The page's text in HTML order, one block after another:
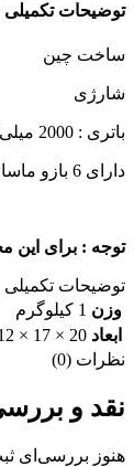
توضیحات تکمیلی
ساخت چین
شارژی
باتری : 2000 میلی آمپر
دارای 6 بازو ماساژ
توجه : برای این
توضیحات تکمیلی
وزن 1 کیلوگرم
ابعاد 20 × 17 × 12 سانتیمتر
نظرات (0)
نقد و
هنوز بررسی‌ای